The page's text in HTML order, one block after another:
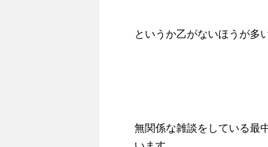
というか乙がないほうが多
無関係な雑談をしている最